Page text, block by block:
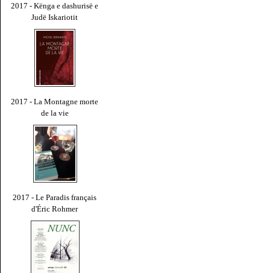
2017 - Kënga e dashurisë e
Judë Iskariotit
2017 - La Montagne morte
de la vie
2017 - Le Paradis français
d'Éric Rohmer